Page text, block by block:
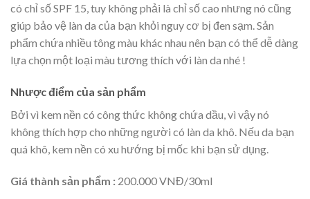
có chỉ số SPF 15, tuy không phải là chỉ số cao nhưng nó cũng
giúp bảo vệ làn da của bạn khỏi nguy cơ bị đen sạm. Sản
phẩm chứa nhiều tông màu khác nhau nên bạn có thể dễ dàng
lựa chọn một loại màu tương thích với làn da nhé !
Nhược điểm của sản phẩm
Bởi vì kem nền có công thức không chứa dầu, vì vậy nó
không thích hợp cho những người có làn da khô. Nếu da bạn
quá khô, kem nền có xu hướng bị mốc khi bạn sử dụng.
Giá thành sản phẩm : 200.000 VNĐ/30ml